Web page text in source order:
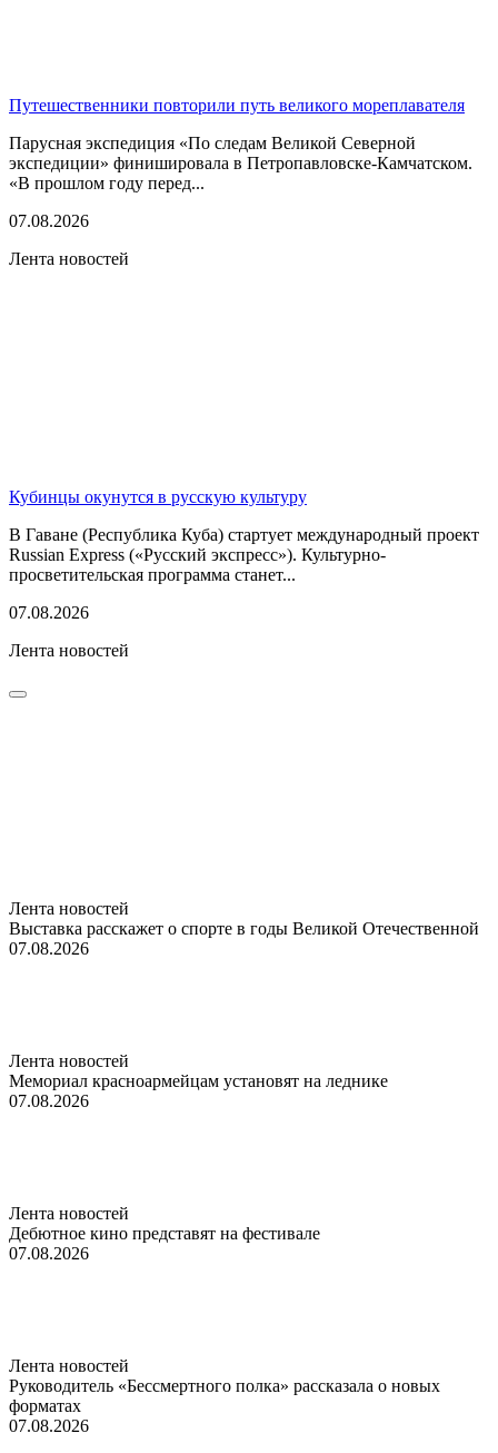
Путешественники повторили путь великого мореплавателя
Парусная экспедиция «По следам Великой Северной
экспедиции» финишировала в Петропавловске-Камчатском.
«В прошлом году перед...
07.08.2026
Лента новостей
Кубинцы окунутся в русскую культуру
В Гаване (Республика Куба) стартует международный проект
Russian Express («Русский экспресс»). Культурно-
просветительская программа станет...
07.08.2026
Лента новостей
Лента новостей
Выставка расскажет о спорте в годы Великой Отечественной
07.08.2026
Лента новостей
Мемориал красноармейцам установят на леднике
07.08.2026
Лента новостей
Дебютное кино представят на фестивале
07.08.2026
Лента новостей
Руководитель «Бессмертного полка» рассказала о новых
форматах
07.08.2026